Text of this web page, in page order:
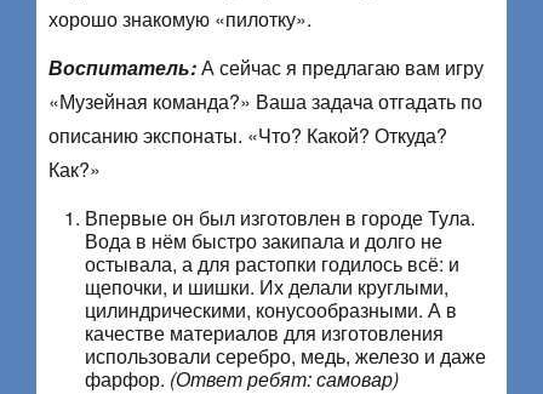
хорошо знакомую «пилотку».
Воспитатель:А сейчас я предлагаю вам игру
«Музейная команда?» Ваша задача отгадать по
описанию экспонаты. «Что? Какой? Откуда?
Как?»
Впервые он был изготовлен в городе Тула.
Вода в нём быстро закипала и долго не
остывала, а для растопки годилось всё: и
щепочки, и шишки. Их делали круглыми,
цилиндрическими, конусообразными. А в
качестве материалов для изготовления
использовали серебро, медь, железо и даже
фарфор. (Ответ ребят: самовар)